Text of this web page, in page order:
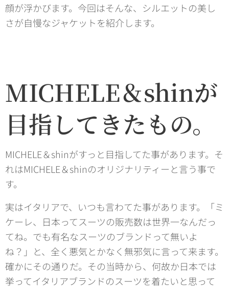
顔が浮かびます。今回はそんな、シルエットの美し
さが自慢なジャケットを紹介します。
MICHELE＆shinが
目指してきたもの。
MICHELE＆shinがすっと目指してた事があります。そ
れはMICHELE＆shinのオリジナリティーと言う事で
す。
実はイタリアで、いつも言わてた事があります。「ミ
ケーレ、日本ってスーツの販売数は世界一なんだっ
てね。でも有名なスーツのブランドって無いよ
ね？」と、全く悪気とかなく無邪気に言って来ます。
確かにその通りだ。その当時から、何故か日本では
挙ってイタリアブランドのスーツを着たいと思って